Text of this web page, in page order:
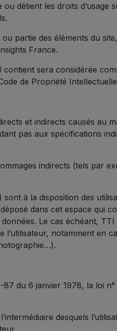
détient les droits d’usage
partie des éléments du
France.
sera considérée
de Propriété
et indirects causés au
pas aux spécifications
indirects (tels par
à la disposition des
dans cet espace qui
Le cas échéant,
notamment en
du 6 janvier 1978, la loi
desquels